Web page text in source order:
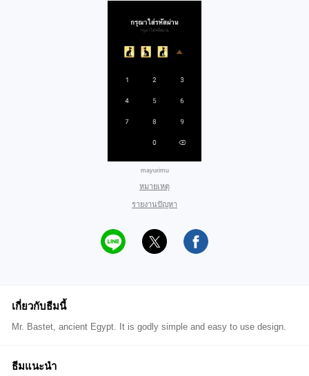
mayurimu
หมายเหตุ
รายงานปัญหา
เกี่ยวกับธีมนี้
Mr. Bastet, ancient Egypt. It is godly simple and easy to use design.
ธีมแนะนำ